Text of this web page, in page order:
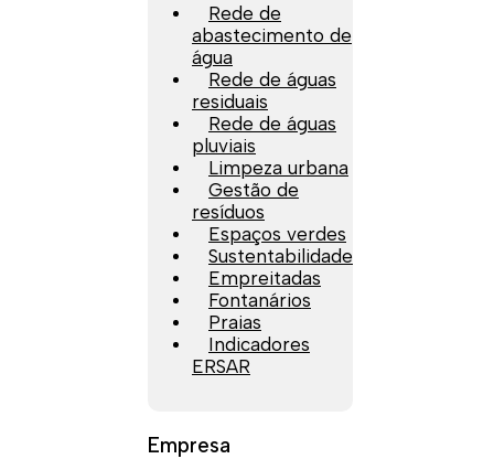
Rede de
abastecimento de
água
Rede de águas
residuais
Rede de águas
pluviais
Limpeza urbana
Gestão de
resíduos
Espaços verdes
Sustentabilidade
Empreitadas
Fontanários
Praias
Indicadores
ERSAR
Empresa